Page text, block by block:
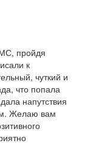
пройдя
к
чуткий и
что попала
напутствия
Желаю вам